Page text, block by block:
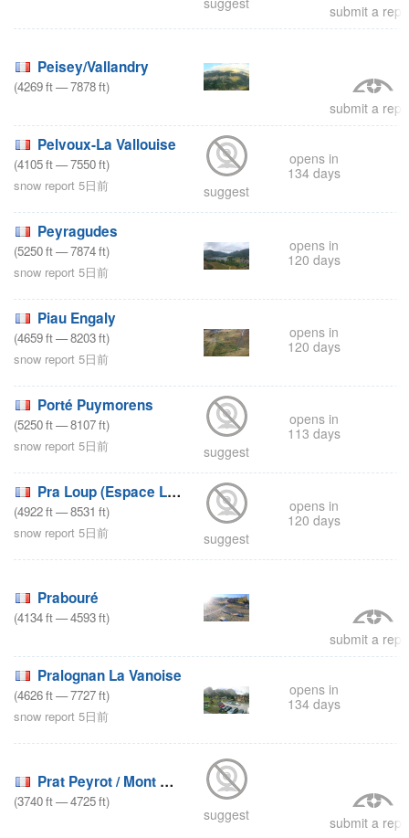
submit a
Peisey/Vallandry
(4269ft—7878ft)
submit a
Pelvoux-La Vallouise
(4105ft—7550ft)
snow report 5日前
suggest
opens in
134 days
Peyragudes
(5250ft—7874ft)
snow report 5日前
opens in
120 days
Piau Engaly
(4659ft—8203ft)
snow report 5日前
opens in
120 days
Porté Puymorens
(5250ft—8107ft)
snow report 5日前
suggest
opens in
113 days
Pra Loup (Espace Lumière)
(4922ft—8531 ft)
snow report 5日前
suggest
opens in
120 days
Prabouré
(4134ft—4593ft)
submit a
Pralognan La Vanoise
(4626ft—7727ft)
snow report 5日前
opens in
134 days
Prat Peyrot / Mont Aigoual
(3740ft—4725ft)
suggest submit a